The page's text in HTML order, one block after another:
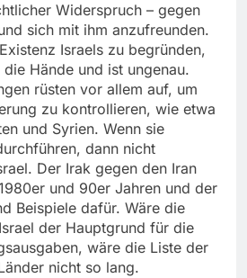
Widerspruch – gegen
sich mit ihm anzufreunden.
Israels zu begründen,
Hände und ist ungenau.
rüsten vor allem auf, um
zu kontrollieren, wie etwa
und Syrien. Wenn sie
dann nicht
Der Irak gegen den Iran
und 90er Jahren und der
Beispiele dafür. Wäre die
der Hauptgrund für die
wäre die Liste der
nicht so lang.